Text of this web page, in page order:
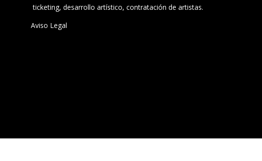
ticketing, desarrollo artístico, contratación de artistas.
Aviso Legal